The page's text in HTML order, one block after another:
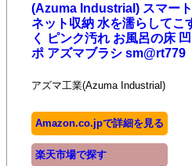
(Azuma Industrial) スマー
ネット収納 水を濡らしてこ
く ピンク汚れ お風呂の床
ポ アズマブラシ sm@rt779
アズマ工業(Azuma Industrial)
Amazon.co.jpで詳細を見る
楽天市場で探す